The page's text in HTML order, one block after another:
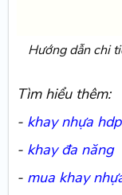
Hướng dẫn chi
Tìm hiểu thêm:
- khay nhựa
- khay đa năng
- mua khay